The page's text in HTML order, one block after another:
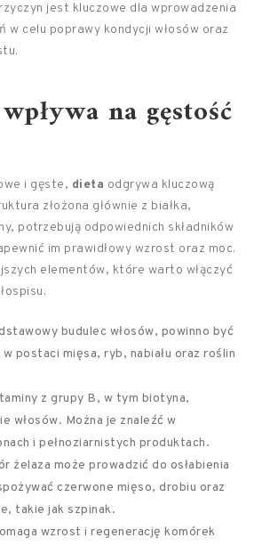
jest kluczowe dla wprowadzenia
w celu poprawy kondycji włosów oraz
na gęstość
i gęste, dieta odgrywa kluczową
złożona głównie z białka,
potrzebują odpowiednich składników
im prawidłowy wzrost oraz moc.
elementów, które warto włączyć
budulec włosów, powinno być
postaci mięsa, ryb, nabiału oraz roślin
z grupy B, w tym biotyna,
włosów. Można je znaleźć w
i pełnoziarnistych produktach.
żelaza może prowadzić do osłabienia
czerwone mięso, drobiu oraz
takie jak szpinak.
wzrost i regenerację komórek